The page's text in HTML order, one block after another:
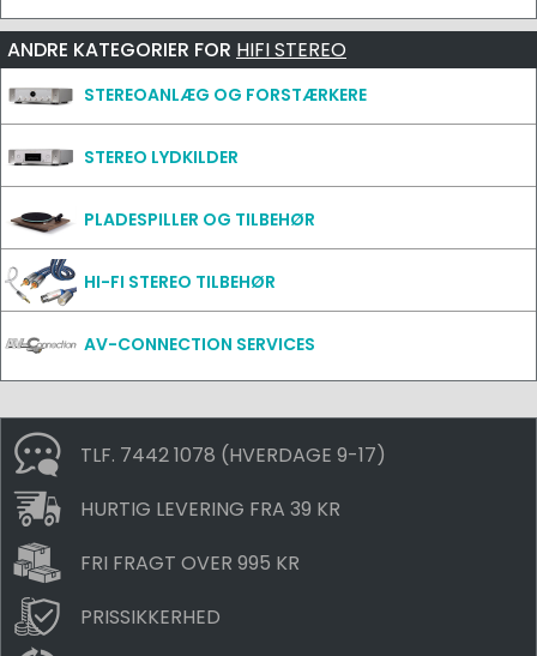
ANDRE KATEGORIER FOR HIFI STEREO
STEREOANLÆG OG FORSTÆRKERE
STEREO LYDKILDER
PLADESPILLER OG TILBEHØR
HI-FI STEREO TILBEHØR
AV-CONNECTION SERVICES
TLF. 7442 1078 (HVERDAGE 9-17)
HURTIG LEVERING FRA 39 KR
FRI FRAGT OVER 995 KR
PRISSIKKERHED